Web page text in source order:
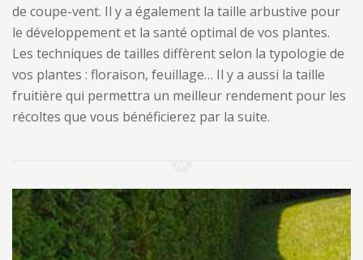
de coupe-vent. Il y a également la taille arbustive pour
le développement et la santé optimal de vos plantes.
Les techniques de tailles diffèrent selon la typologie de
vos plantes : floraison, feuillage… Il y a aussi la taille
fruitière qui permettra un meilleur rendement pour les
récoltes que vous bénéficierez par la suite.